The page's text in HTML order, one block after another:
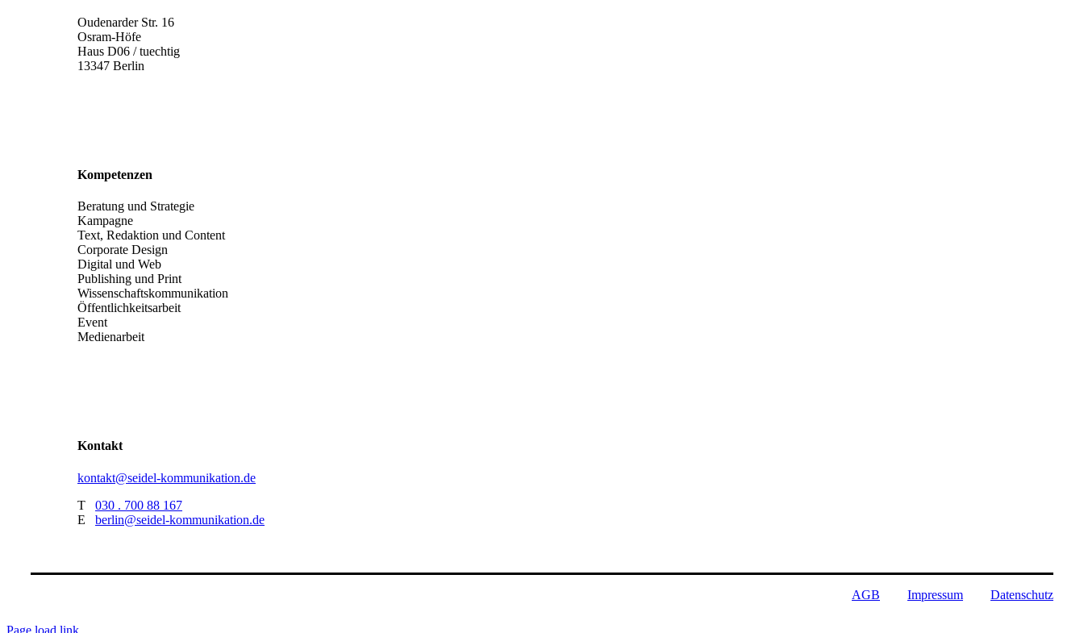
Oudenarder Str. 16
Osram‐Höfe
Haus D06 / tuechtig
13347 Berlin
Kompetenzen
Beratung und Strategie
Kampagne
Text, Redaktion und Content
Corporate Design
Digital und Web
Publishing und Print
Wissenschaftskommunikation
Öffentlichkeitsarbeit
Event
Medienarbeit
Kontakt
kontakt@seidel-kommunikation.de
T 030 . 700 88 167
E berlin@seidel-kommunikation.de
AGB Impressum Datenschutz
Page load link